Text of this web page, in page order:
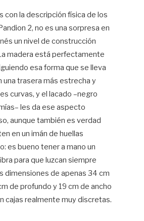
con la descripción física de los
2, no es una sorpresa en
un nivel de construcción
madera está perfectamente
esa forma que se lleva
una trasera más estrecha y
curvas, y el lacado –negro
les da ese aspecto
aunque también es verdad
en un imán de huellas
es bueno tener a mano un
para que luzcan siempre
dimensiones de apenas 34 cm
de profundo y 19 cm de ancho
cajas realmente muy discretas.